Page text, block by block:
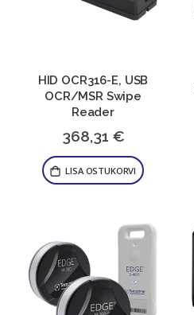
HID OCR316-E, USB
OCR/MSR Swipe
Reader
368,31 €
LISA OSTUKORVI